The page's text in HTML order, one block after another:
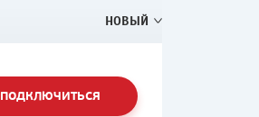
НОВЫЙ
ПОДКЛЮЧИТЬСЯ